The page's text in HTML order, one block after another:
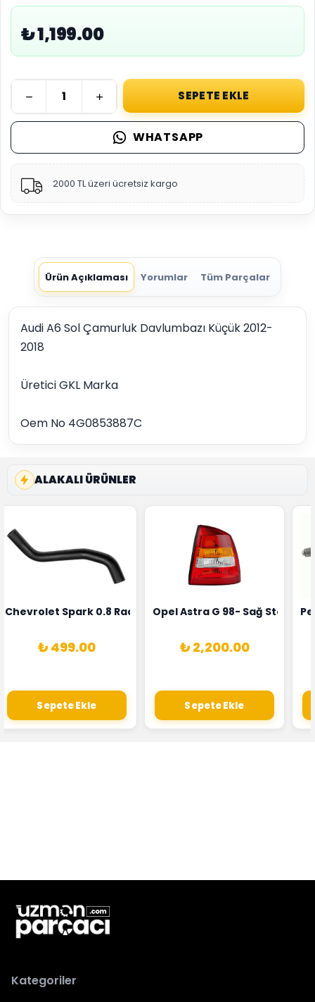
₺ 1,199.00
SEPETE EKLE
WHATSAPP
2000 TL üzeri ücretsiz kargo
Ürün Açıklaması Yorumlar Tüm Parçalar
Audi A6 Sol Çamurluk Davlumbazı Küçük 2012-
2018
Üretici GKL Marka
Oem No 4G0853887C
ALAKALI ÜRÜNLER
1628HN-0258010081
Alternatörü Valeo Marka 05E903018G
Chevrolet Spark 0.8 Radyatör Üst Hortumu Rapro Marka
₺ 499.00
Sepete Ekle
Opel Astra G 98- Sağ Stop
₺ 2,200.00
Sepete Ekle
Kategoriler